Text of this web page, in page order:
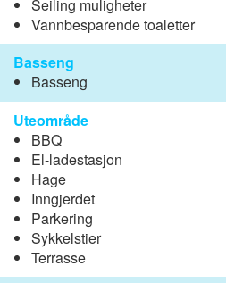
Seiling muligheter
Vannbesparende toaletter
Basseng
Basseng
Uteområde
BBQ
El-ladestasjon
Hage
Inngjerdet
Parkering
Sykkelstier
Terrasse